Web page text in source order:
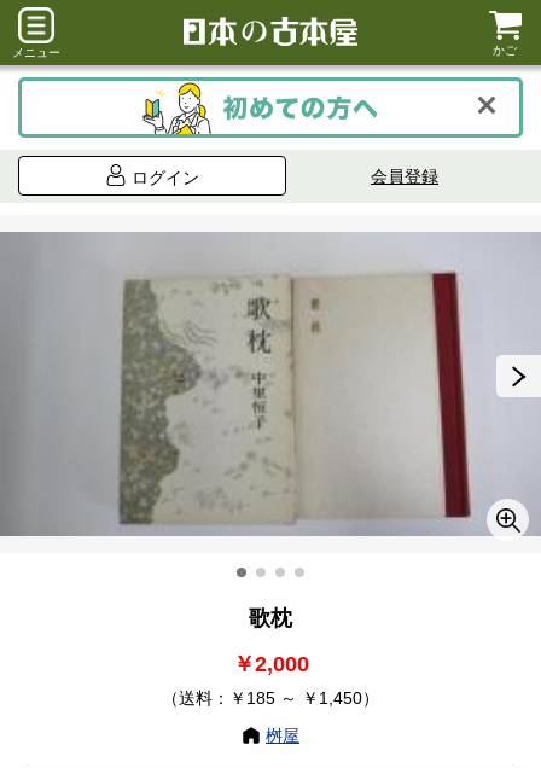
メニュー かご
ログイン 会員登録
歌枕
￥2,000
（送料：￥185 ～ ￥1,450）
桝屋